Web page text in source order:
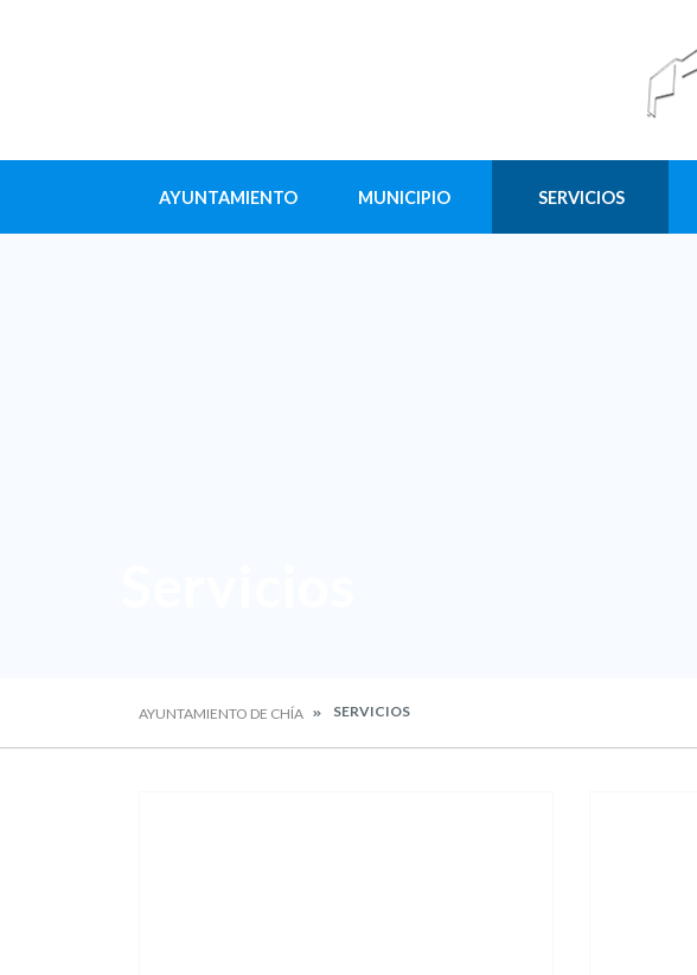
AYUNTAMIENTO MUNICIPIO SERVICIOS
AYUNTAMIENTO DE CHÍA SERVICIOS